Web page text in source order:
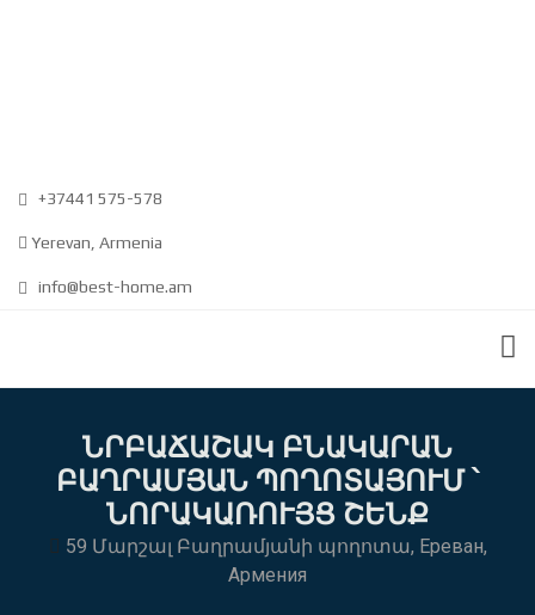
+37441 575-578
Yerevan, Armenia
info@best-home.am
ՆՐԲԱՃԱՇԱԿ ԲՆԱԿԱՐԱՆ
ԲԱՂՐԱՄՅԱՆ ՊՈՂՈՏԱՅՈՒՄ ՝
ՆՈՐԱԿԱՌՈՒՅՑ ՇԵՆՔ
59 Մարշալ Բաղրամյանի պողոտա, Ереван,
Армения